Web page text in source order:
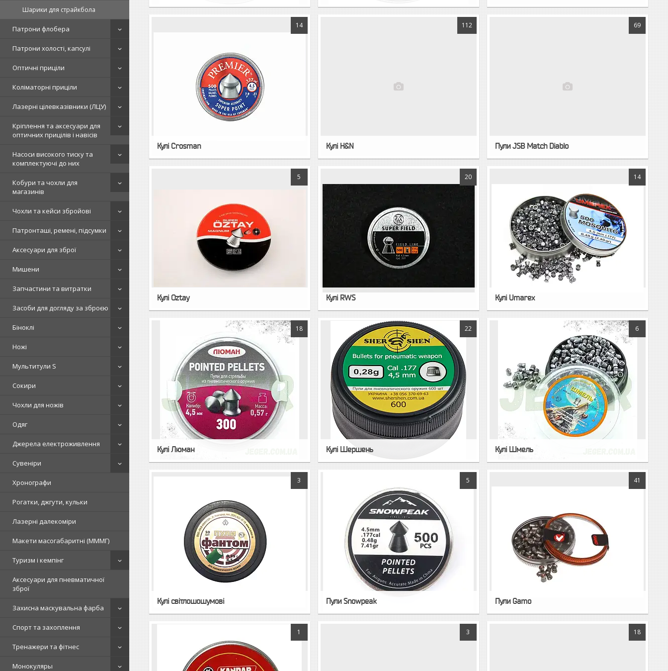
Шарики для страйкбола
Патрони флобера
Патрони холості, капсулі
Оптичні приціли
Коліматорні приціли
Лазерні цілевказівники (ЛЦУ)
Кріплення та аксесуари для
оптичних прицілів і навісів
Насоси високого тиску та
комплектуючі до них
Кобури та чохли для
магазинів
Чохли та кейси збройові
Патронташі, ремені, підсумки
Аксесуари для зброї
Мишени
Запчастини та витратки
Засоби для догляду за зброєю
Біноклі
Ножі
Мультитули S
Сокири
Чохли для ножів
Одяг
Джерела електроживлення
Сувеніри
Хронографи
Рогатки, джгути, кульки
Лазерні далекоміри
Макети масогабаритні (МММГ)
Туризм і кемпінг
Аксесуари для пневматичної
зброї
Захисна маскувальна фарба
Спорт та захоплення
Тренажери та фітнес
Монокуляры
14
Кулі Crosman
112
Кулі H&N
69
Пули JSB Match Diablo
5
Кулі Oztay
20
Кулі RWS
14
Кулі Umarex
18
Кулі Люман
22
Кулі Шершень
6
Кулі Шмель
3
Кулі світлошошумові
5
Пули Snowpeak
41
Пули Gamo
1 3 18